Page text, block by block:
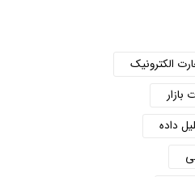
الکترونیک
بازار
داده